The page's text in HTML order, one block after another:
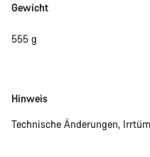
Gewicht
555 g
Disclaimer
Hinweis
Technische Änderungen,